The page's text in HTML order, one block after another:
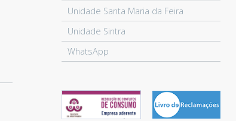
Unidade Santa Maria da Feira
Unidade Sintra
WhatsApp